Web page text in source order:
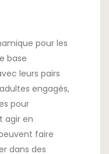
pour les
base
leurs pairs
engagés,
pour
agir en
faire
dans des